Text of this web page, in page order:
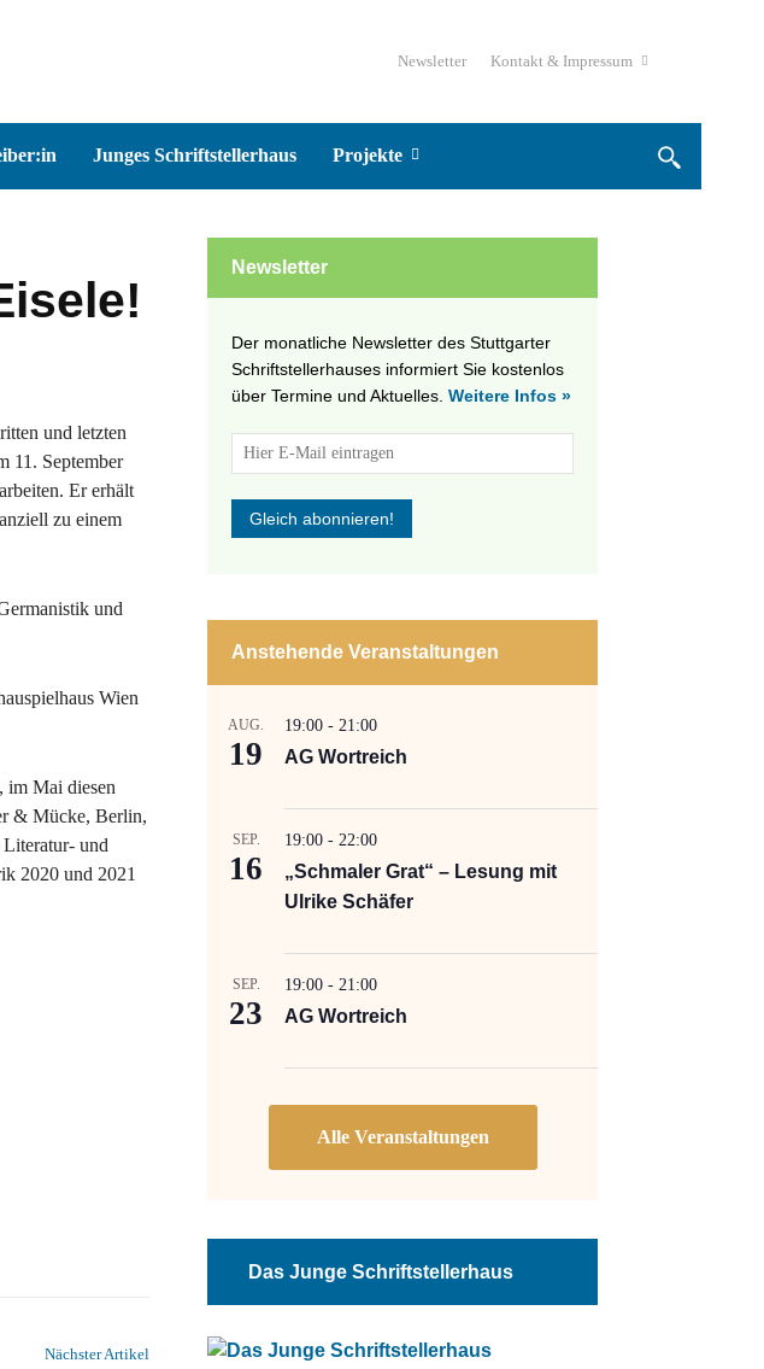
Newsletter Kontakt & Impressum
Junges Schriftstellerhaus Projekte
und letzten
11. September
Er erhält
zu einem
und
Wien
im Mai diesen
& Mücke, Berlin,
und
2020 und 2021
Nächster Artikel
Newsletter
Der monatliche Newsletter des Stuttgarter
Schriftstellerhauses informiert Sie kostenlos
über Termine und Aktuelles. Weitere Infos »
Anstehende Veranstaltungen
AUG.
19
19:00 - 21:00
AG Wortreich
SEP.
16
19:00 - 22:00
„Schmaler Grat“ – Lesung mit
Ulrike Schäfer
SEP.
23
19:00 - 21:00
AG Wortreich
Das Junge Schriftstellerhaus